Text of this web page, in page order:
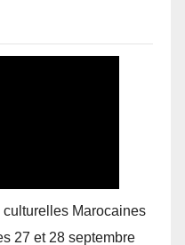
Marocaines
27 et 28 septembre